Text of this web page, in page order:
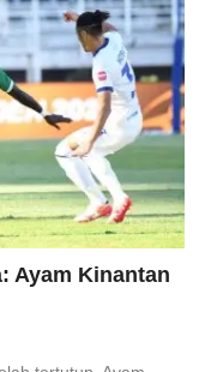
Ayam Kinantan